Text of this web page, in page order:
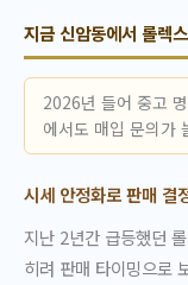
지금 신암동에서 롤렉
2026년 들어 중고
에서도 매입 문의가
시세 안정화로 판매 결
지난 2년간 급등했던
히려 판매 타이밍으로